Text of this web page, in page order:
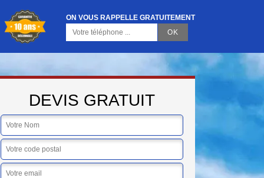
ON VOUS RAPPELLE GRATUITEMENT
DEVIS GRATUIT